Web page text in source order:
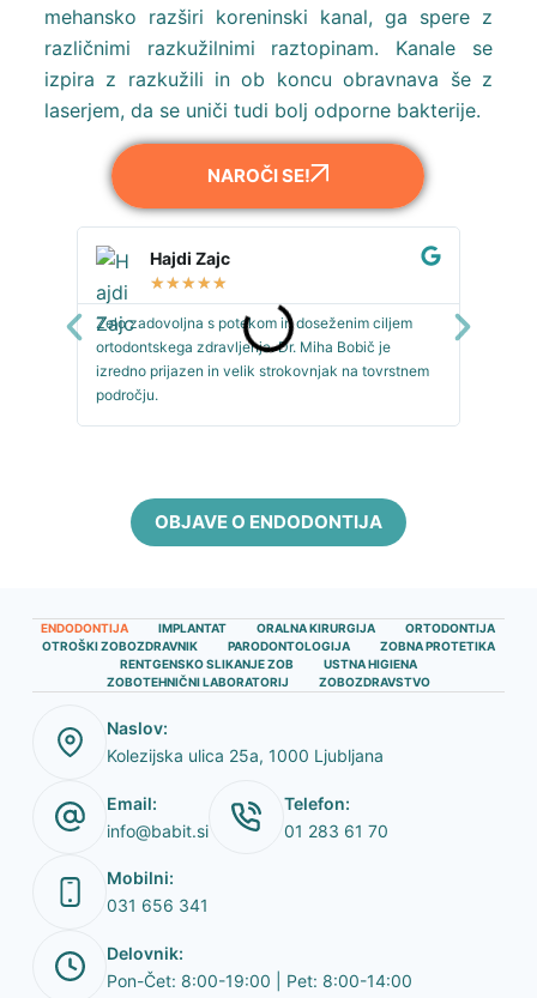
mehansko razširi koreninski kanal, ga spere z
različnimi razkužilnimi raztopinam. Kanale se
izpira z razkužili in ob koncu obravnava še z
laserjem, da se uniči tudi bolj odporne bakterije.
NAROČI SE!
Hajdi Zajc
★★★★★
Zelo zadovoljna s potekom in doseženim ciljem
ortodontskega zdravljenja. Dr. Miha Bobič je
izredno prijazen in velik strokovnjak na tovrstnem
področju.
OBJAVE O ENDODONTIJA
ENDODONTIJA IMPLANTAT ORALNA KIRURGIJA
ORTODONTIJA
OTROŠKI ZOBOZDRAVNIK
PARODONTOLOGIJA
ZOBNA PROTETIKA
RENTGENSKO SLIKANJE ZOB
USTNA HIGIENA
ZOBOTEHNIČNI LABORATORIJ
ZOBOZDRAVSTVO
Naslov:
Kolezijska ulica 25a, 1000 Ljubljana
Email:
info@babit.si
Telefon:
01 283 61 70
Mobilni:
031 656 341
Delovnik:
Pon-Čet: 8:00-19:00 | Pet: 8:00-14:00